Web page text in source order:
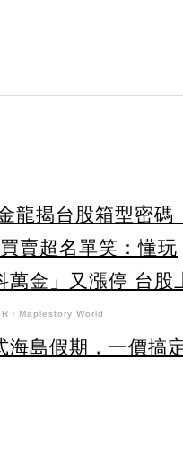
龍揭台股箱型密碼
賣超名單笑：懂玩
萬金」又漲停 台股
・Maplestory World
島假期，一價搞